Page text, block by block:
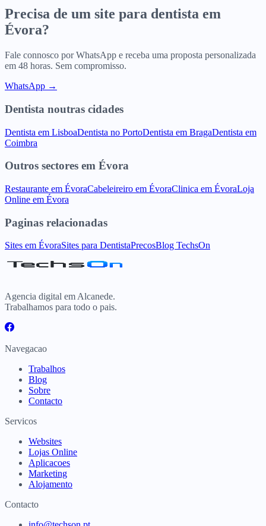
Precisa de um site para dentista em
Évora?
Fale connosco por WhatsApp e receba uma proposta personalizada
em 48 horas. Sem compromisso.
WhatsApp →
Dentista noutras cidades
Dentista em LisboaDentista no PortoDentista em BragaDentista em
Coimbra
Outros sectores em Évora
Restaurante em ÉvoraCabeleireiro em ÉvoraClinica em ÉvoraLoja
Online em Évora
Paginas relacionadas
Sites em ÉvoraSites para DentistaPrecosBlog TechsOn
Agencia digital em Alcanede.
Trabalhamos para todo o pais.
Navegacao
Trabalhos
Blog
Sobre
Contacto
Servicos
Websites
Lojas Online
Aplicacoes
Marketing
Alojamento
Contacto